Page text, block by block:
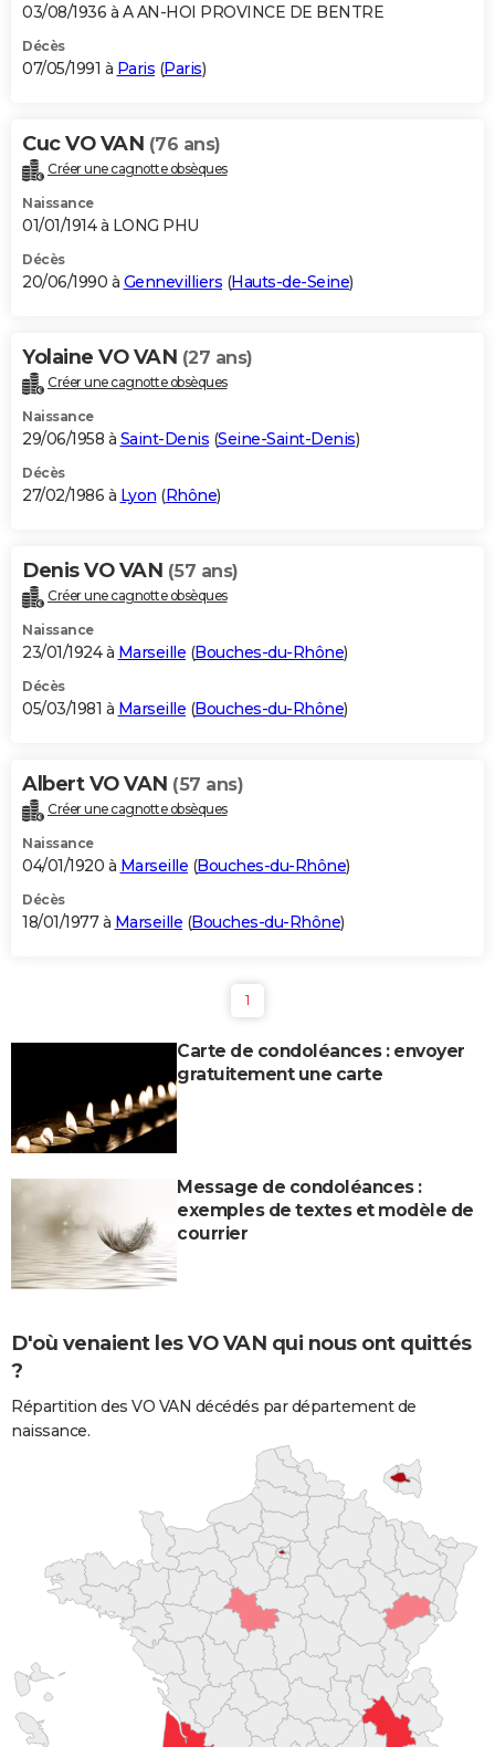
03/08/1936 à A AN-HOI PROVINCE DE BENTRE
Décès
07/05/1991 à Paris (Paris)
Cuc VO VAN (76 ans)
Créer une cagnotte obsèques
Naissance
01/01/1914 à LONG PHU
Décès
20/06/1990 à Gennevilliers (Hauts-de-Seine)
Yolaine VO VAN (27 ans)
Créer une cagnotte obsèques
Naissance
29/06/1958 à Saint-Denis (Seine-Saint-Denis)
Décès
27/02/1986 à Lyon (Rhône)
Denis VO VAN (57 ans)
Créer une cagnotte obsèques
Naissance
23/01/1924 à Marseille (Bouches-du-Rhône)
Décès
05/03/1981 à Marseille (Bouches-du-Rhône)
Albert VO VAN (57 ans)
Créer une cagnotte obsèques
Naissance
04/01/1920 à Marseille (Bouches-du-Rhône)
Décès
18/01/1977 à Marseille (Bouches-du-Rhône)
1
Carte de condoléances : envoyer
gratuitement une carte
Message de condoléances :
exemples de textes et modèle de
courrier
D'où venaient les VO VAN qui nous ont quittés
?
Répartition des VO VAN décédés par département de
naissance.